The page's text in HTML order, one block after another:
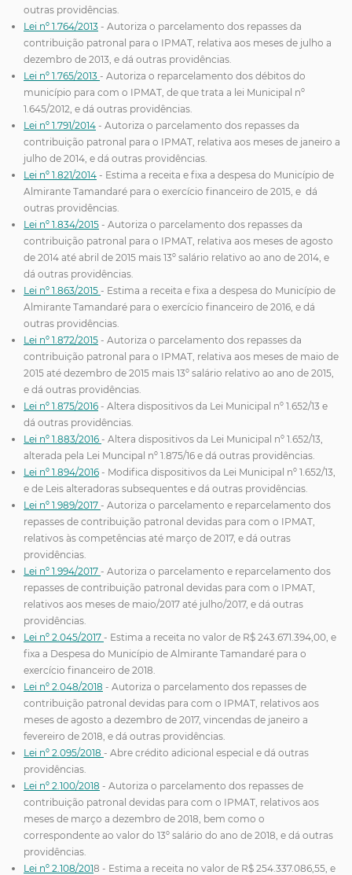
outras providências.
Lei nº 1.764/2013 - Autoriza o parcelamento dos repasses da
contribuição patronal para o IPMAT, relativa aos meses de julho a
dezembro de 2013, e dá outras providências.
Lei nº 1.765/2013 - Autoriza o reparcelamento dos débitos do
município para com o IPMAT, de que trata a lei Municipal nº
1.645/2012, e dá outras providências.
Lei nº 1.791/2014 - Autoriza o parcelamento dos repasses da
contribuição patronal para o IPMAT, relativa aos meses de janeiro a
julho de 2014, e dá outras providências.
Lei nº 1.821/2014 - Estima a receita e fixa a despesa do Município de
Almirante Tamandaré para o exercício financeiro de 2015, e dá
outras providências.
Lei nº 1.834/2015 - Autoriza o parcelamento dos repasses da
contribuição patronal para o IPMAT, relativa aos meses de agosto
de 2014 até abril de 2015 mais 13º salário relativo ao ano de 2014, e
dá outras providências.
Lei nº 1.863/2015 - Estima a receita e fixa a despesa do Município de
Almirante Tamandaré para o exercício financeiro de 2016, e dá
outras providências.
Lei nº 1.872/2015 - Autoriza o parcelamento dos repasses da
contribuição patronal para o IPMAT, relativa aos meses de maio de
2015 até dezembro de 2015 mais 13º salário relativo ao ano de 2015,
e dá outras providências.
Lei nº 1.875/2016 - Altera dispositivos da Lei Municipal nº 1.652/13 e
dá outras providências.
Lei nº 1.883/2016 - Altera dispositivos da Lei Municipal nº 1.652/13,
alterada pela Lei Muncipal nº 1.875/16 e dá outras providências.
Lei nº 1.894/2016 - Modifica dispositivos da Lei Municipal nº 1.652/13,
e de Leis alteradoras subsequentes e dá outras providências.
Lei nº 1.989/2017 - Autoriza o parcelamento e reparcelamento dos
repasses de contribuição patronal devidas para com o IPMAT,
relativos às competências até março de 2017, e dá outras
providências.
Lei nº 1.994/2017 - Autoriza o parcelamento e reparcelamento dos
repasses de contribuição patronal devidas para com o IPMAT,
relativos aos meses de maio/2017 até julho/2017, e dá outras
providências.
Lei nº 2.045/2017 - Estima a receita no valor de R$ 243.671.394,00, e
fixa a Despesa do Município de Almirante Tamandaré para o
exercício financeiro de 2018.
Lei nº 2.048/2018 - Autoriza o parcelamento dos repasses de
contribuição patronal devidas para com o IPMAT, relativos aos
meses de agosto a dezembro de 2017, vincendas de janeiro a
fevereiro de 2018, e dá outras providências.
Lei nº 2.095/2018 - Abre crédito adicional especial e dá outras
providências.
Lei nº 2.100/2018 - Autoriza o parcelamento dos repasses de
contribuição patronal devidas para com o IPMAT, relativos aos
meses de março a dezembro de 2018, bem como o
correspondente ao valor do 13º salário do ano de 2018, e dá outras
providências.
Lei nº 2.108/2018 - Estima a receita no valor de R$ 254.337.086,55, e